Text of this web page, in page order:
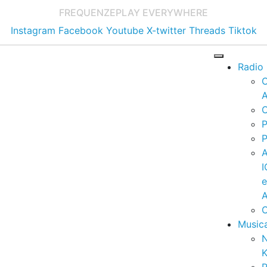
FREQUENZEPLAY EVERYWHERE
Instagram Facebook Youtube X-twitter Threads Tiktok
Radio
e